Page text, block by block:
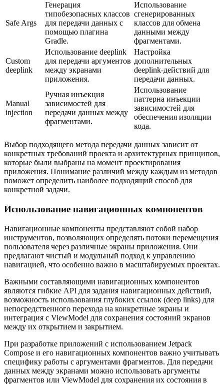
Safe Args
Генерация
типобезопасных классов
для передачи данных с
помощью плагина
Gradle.
Использование
сгенерированных
классов для обмена
данными между
фрагментами.
Сustom
deeplink
Использование deeplink
для передачи аргументов
между экранами
приложения.
Настройка
дополнительных
deeplink-действий для
передачи данных.
Manual
injection
Ручная инъекция
зависимостей для
передачи данных между
фрагментами.
Использование
паттерна инъекции
зависимостей для
обеспечения изоляции
кода.
Выбор подходящего метода передачи данных зависит от
конкретных требований проекта и архитектурных принципов,
которые были выбраны на момент проектирования
приложения. Понимание различий между каждым из методов
поможет определить наиболее подходящий способ для
конкретной задачи.
Использование навигационных компонентов
Навигационные компоненты представляют собой набор
инструментов, позволяющих определять потоки перемещения
пользователя через различные экраны приложения. Они
предлагают чистый и модульный подход к управлению
навигацией, что особенно важно в масштабируемых проектах.
Важными составляющими навигационных компонентов
являются гибкие API для задания навигационных действий,
возможность использования глубоких ссылок (deep links) для
непосредственного перехода на конкретные экраны и
интеграция с ViewModel для сохранения состояний экранов
между их открытием и закрытием.
При разработке приложений с использованием Jetpack
Compose и его навигационных компонентов важно учитывать
специфику работы с аргументами фрагментов. Для передачи
данных между экранами можно использовать аргументы
фрагментов или ViewModel для сохранения их состояния в